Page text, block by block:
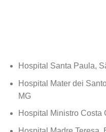
Hospital Santa Paula,
Hospital Mater dei
MG
Hospital Ministro Costa